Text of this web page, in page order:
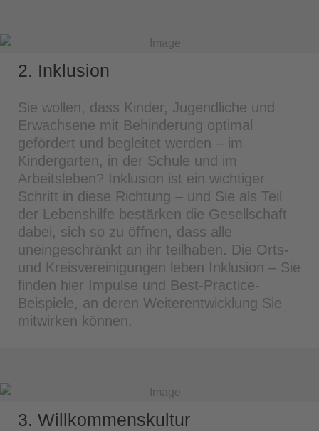
2. Inklusion
Sie wollen, dass Kinder, Jugendliche und
Erwachsene mit Behinderung optimal
gefördert und begleitet werden – im
Kindergarten, in der Schule und im
Arbeitsleben? Inklusion ist ein wichtiger
Schritt in diese Richtung – und Sie als Teil
der Lebenshilfe bestärken die Gesellschaft
dabei, sich so zu öffnen, dass alle
uneingeschränkt an ihr teilhaben. Die Orts-
und Kreisvereinigungen leben Inklusion – Sie
finden hier Impulse und Best-Practice-
Beispiele, an deren Weiterentwicklung Sie
mitwirken können.
3. Willkommenskultur